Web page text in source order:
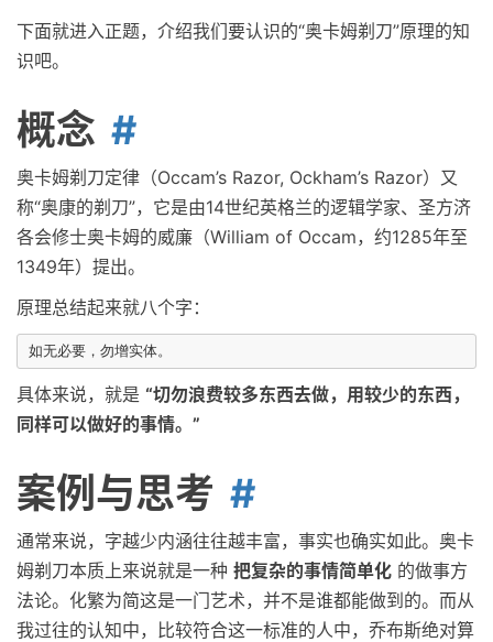
下面就进入正题，介绍我们要认识的“奥卡姆剃刀”原理的知
识吧。
概念
奥卡姆剃刀定律（Occam’s Razor, Ockham’s Razor）又
称“奥康的剃刀”，它是由14世纪英格兰的逻辑学家、圣方济
各会修士奥卡姆的威廉（William of Occam，约1285年至
1349年）提出。
原理总结起来就八个字：
具体来说，就是 “切勿浪费较多东西去做，用较少的东西，
同样可以做好的事情。”
案例与思考
通常来说，字越少内涵往往越丰富，事实也确实如此。奥卡
姆剃刀本质上来说就是一种 把复杂的事情简单化 的做事方
法论。化繁为简这是一门艺术，并不是谁都能做到的。而从
我过往的认知中，比较符合这一标准的人中，乔布斯绝对算